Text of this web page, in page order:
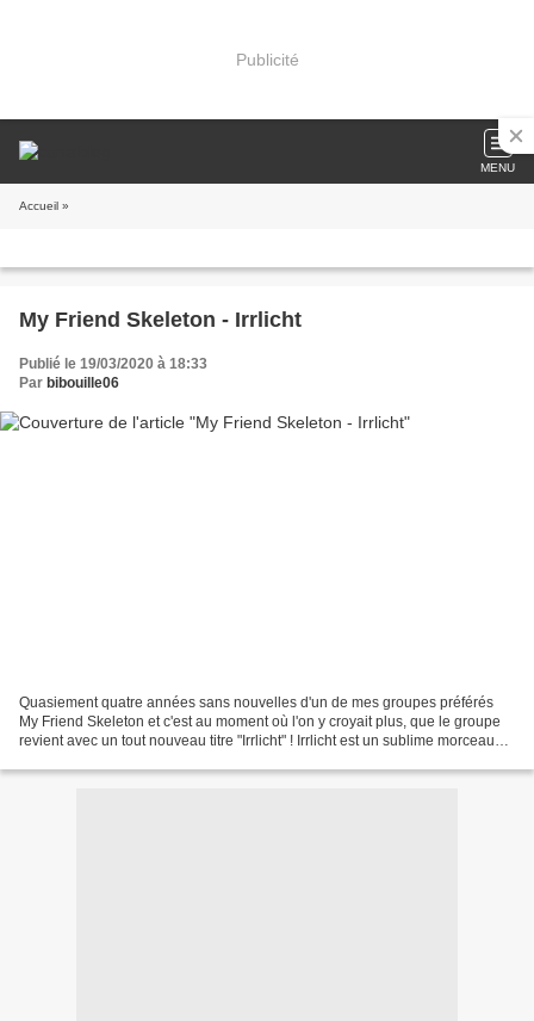
Publicité
MENU
Accueil »
My Friend Skeleton - Irrlicht
Publié le 19/03/2020 à 18:33
Par bibouille06
Quasiement quatre années sans nouvelles d'un de mes groupes préférés
My Friend Skeleton et c'est au moment où l'on y croyait plus, que le groupe
revient avec un tout nouveau titre "Irrlicht" ! Irrlicht est un sublime morceau